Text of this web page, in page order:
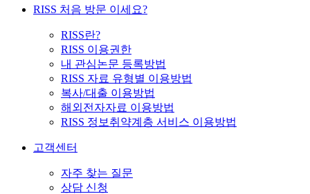
RISS 처음 방문 이세요?
RISS란?
RISS 이용권한
내 관심논문 등록방법
RISS 자료 유형별 이용방법
복사/대출 이용방법
해외전자자료 이용방법
RISS 정보취약계층 서비스 이용방법
고객센터
자주 찾는 질문
상담 신청